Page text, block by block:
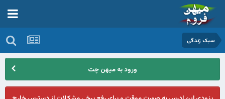
سبک زندگی
ورود به میهن چت